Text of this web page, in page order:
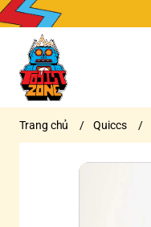
Trang chủ / Quiccs /